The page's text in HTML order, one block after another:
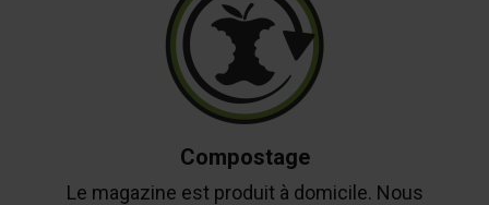
Compostage
Le magazine est produit à domicile. Nous